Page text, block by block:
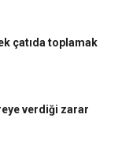
çatıda toplamak
verdiği zarar